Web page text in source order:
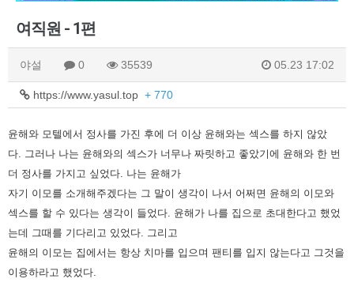
여직원 - 1편
야설 0 35539 05.23 17:02
https://www.yasul.top + 770
윤해와 모텔에서 정사를 가진 후에 더 이상 윤해와는 섹스를 하지 않았
다.
그러나 나는 윤해와의 섹스가 너무나 짜릿하고 좋았기에 윤해와 한 번
더 정사를 가지고 싶었다. 나는 윤해가
자기 이모를 소개해주겠다는 그 말이 생각이 나서 어쩌면 윤해의 이모와
섹스를 할 수 있다는 생각이 들었다. 윤해가 나를 집으로 초대한다고 했었
는데 그때를 기다리고 있었다.
그리고
윤해의 이모는 집에서는 항상 치마를 입으며 팬티를 입지 않는다고 그것을
이용하라고 했었다.